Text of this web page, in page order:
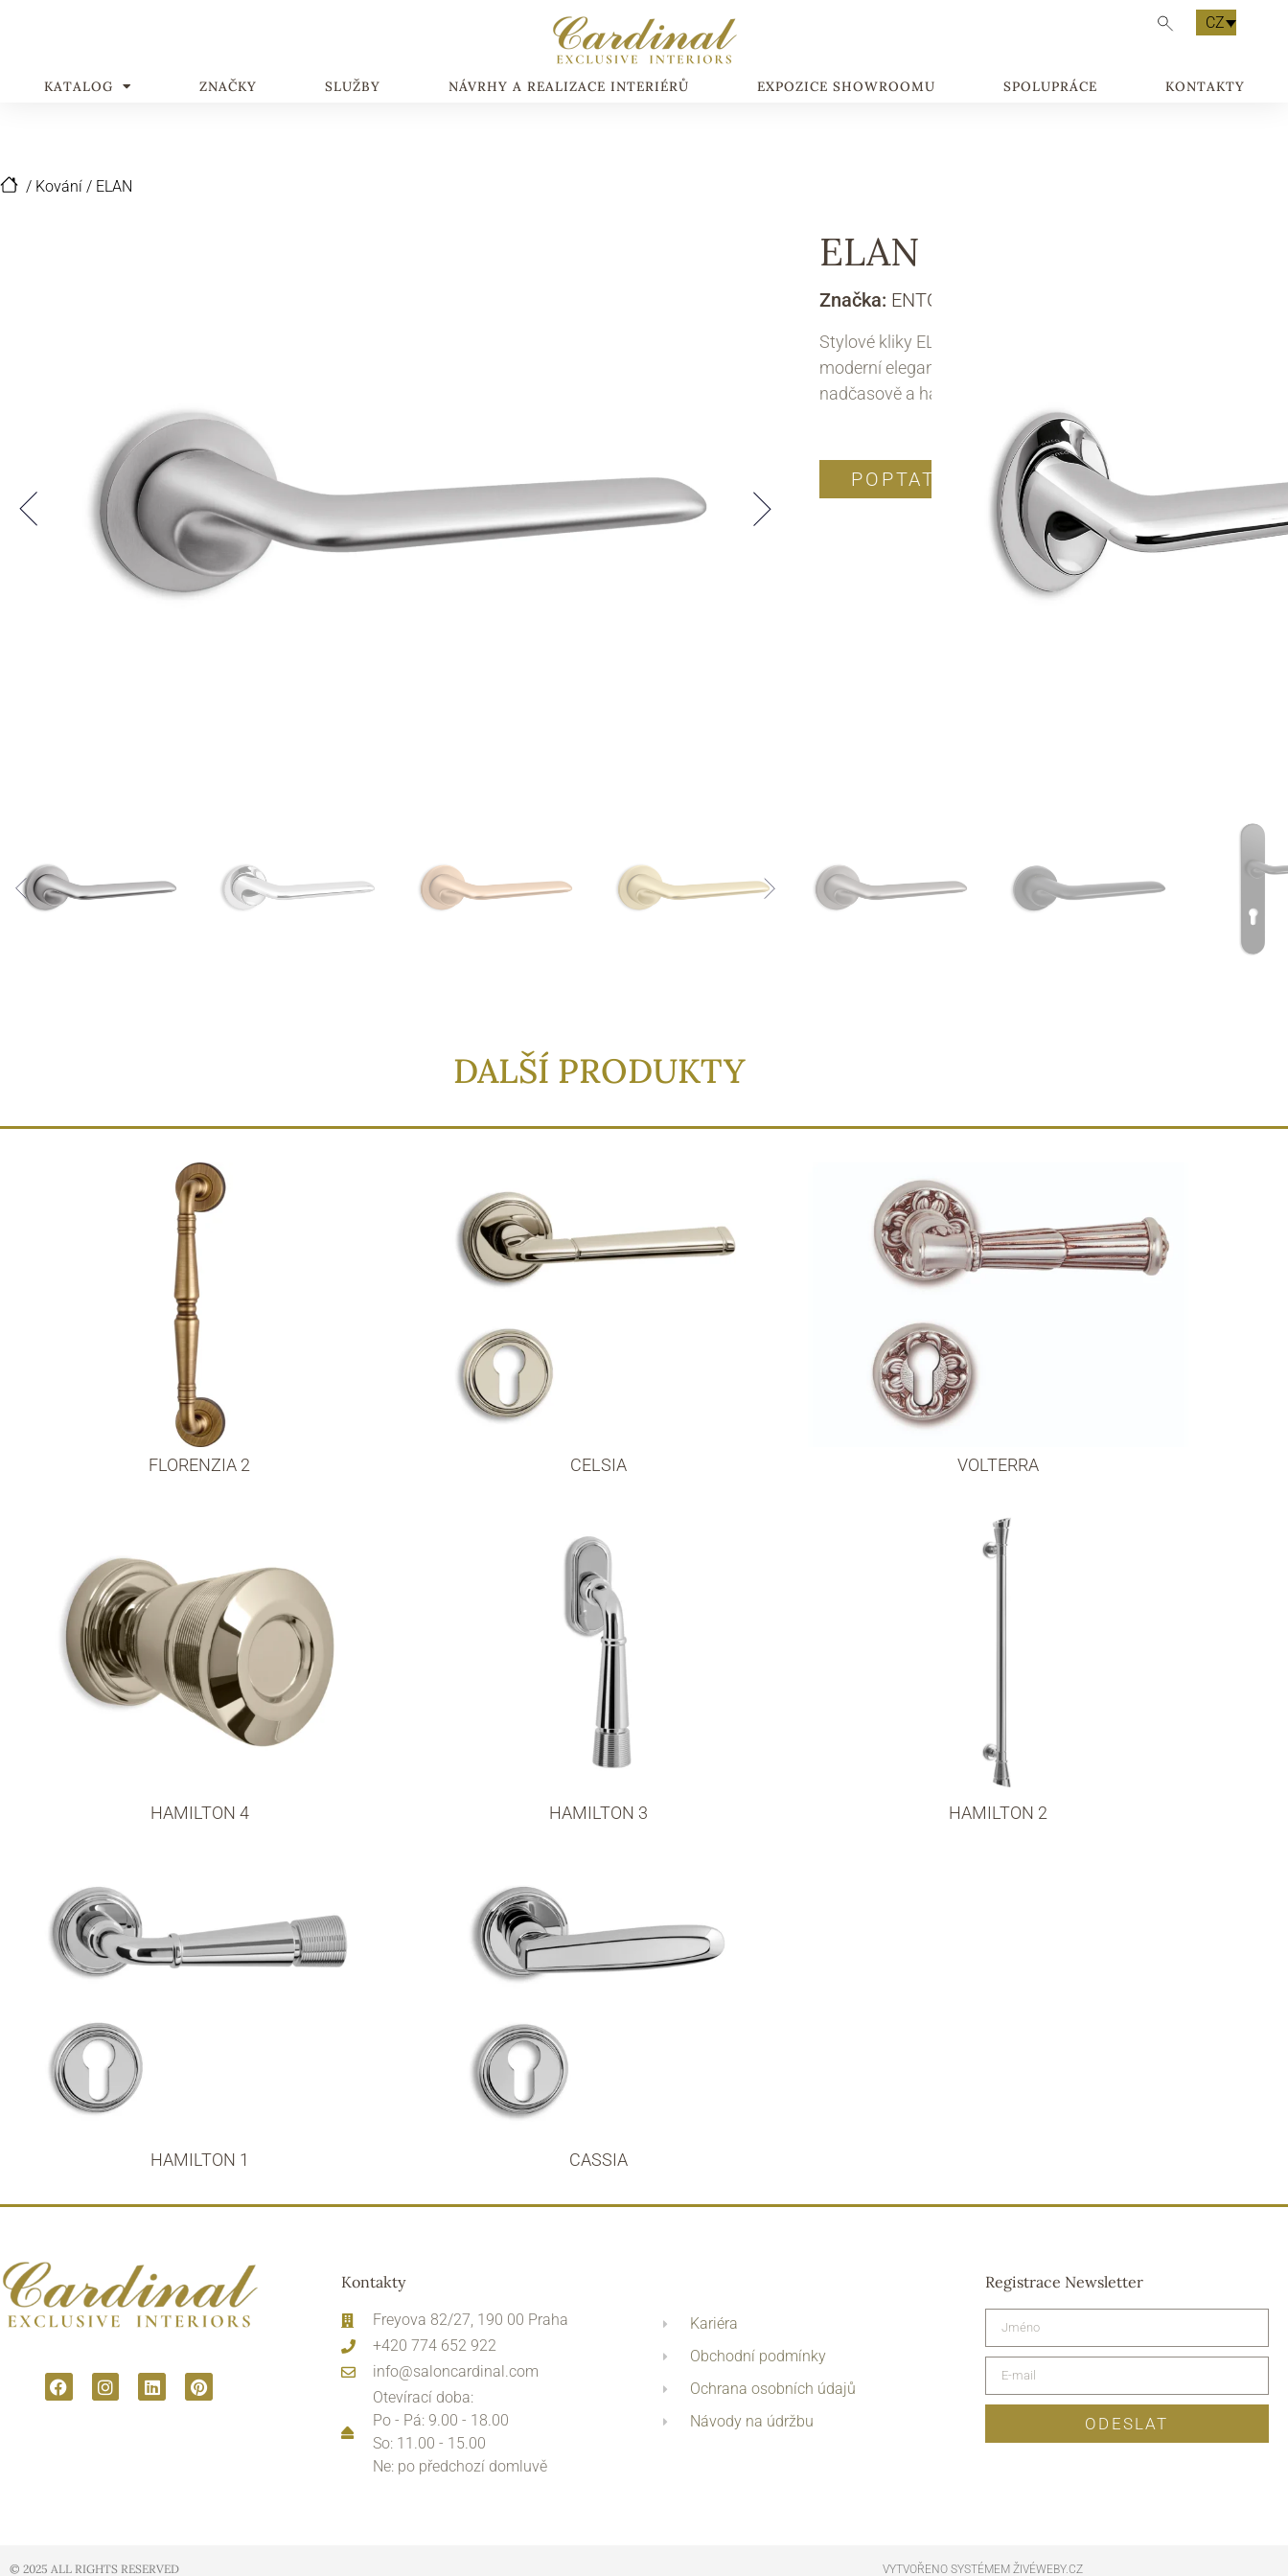
CZ
KATALOG ZNAČKY SLUŽBY NÁVRHY A REALIZACE INTERIÉRŮ EXPOZICE SHOWROOMU SPOLUPRÁCE KONTAKTY
/ Kování / ELAN
ELAN
Značka: ENTO
Stylové kliky ELAN přinášejí do interiéru lehkost a
moderní eleganci. Jejich subtilní tvar působí
nadčasově a harmonicky.
POPTAT PRODUKT
DALŠÍ PRODUKTY
FLORENZIA 2 CELSIA VOLTERRA
HAMILTON 4 HAMILTON 3 HAMILTON 2
HAMILTON 1 CASSIA
Kontakty
Freyova 82/27, 190 00 Praha
+420 774 652 922
info@saloncardinal.com
Otevírací doba:
Po - Pá: 9.00 - 18.00
So: 11.00 - 15.00
Ne: po předchozí domluvě
Kariéra
Obchodní podmínky
Ochrana osobních údajů
Návody na údržbu
Registrace Newsletter
ODESLAT
© 2025 ALL RIGHTS RESERVED​ VYTVOŘENO SYSTÉMEM ŽIVÉWEBY.CZ